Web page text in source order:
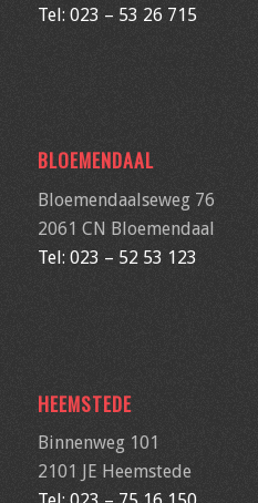
Tel: 023 – 53 26 715
BLOEMENDAAL
Bloemendaalseweg 76
2061 CN Bloemendaal
Tel: 023 – 52 53 123
HEEMSTEDE
Binnenweg 101
2101 JE Heemstede